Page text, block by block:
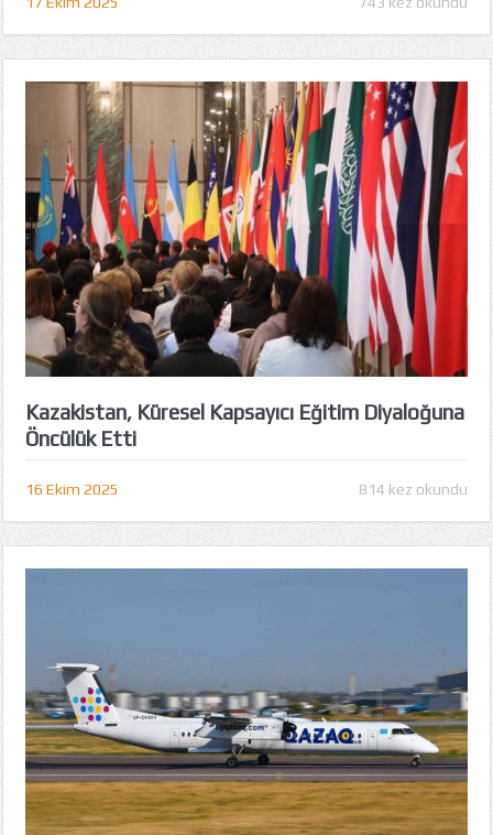
Kazakistan, Küresel Kapsayıcı Eğitim Diyaloğuna
Öncülük Etti
16 Ekim 2025 814 kez okundu